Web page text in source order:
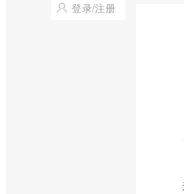
登录/注册